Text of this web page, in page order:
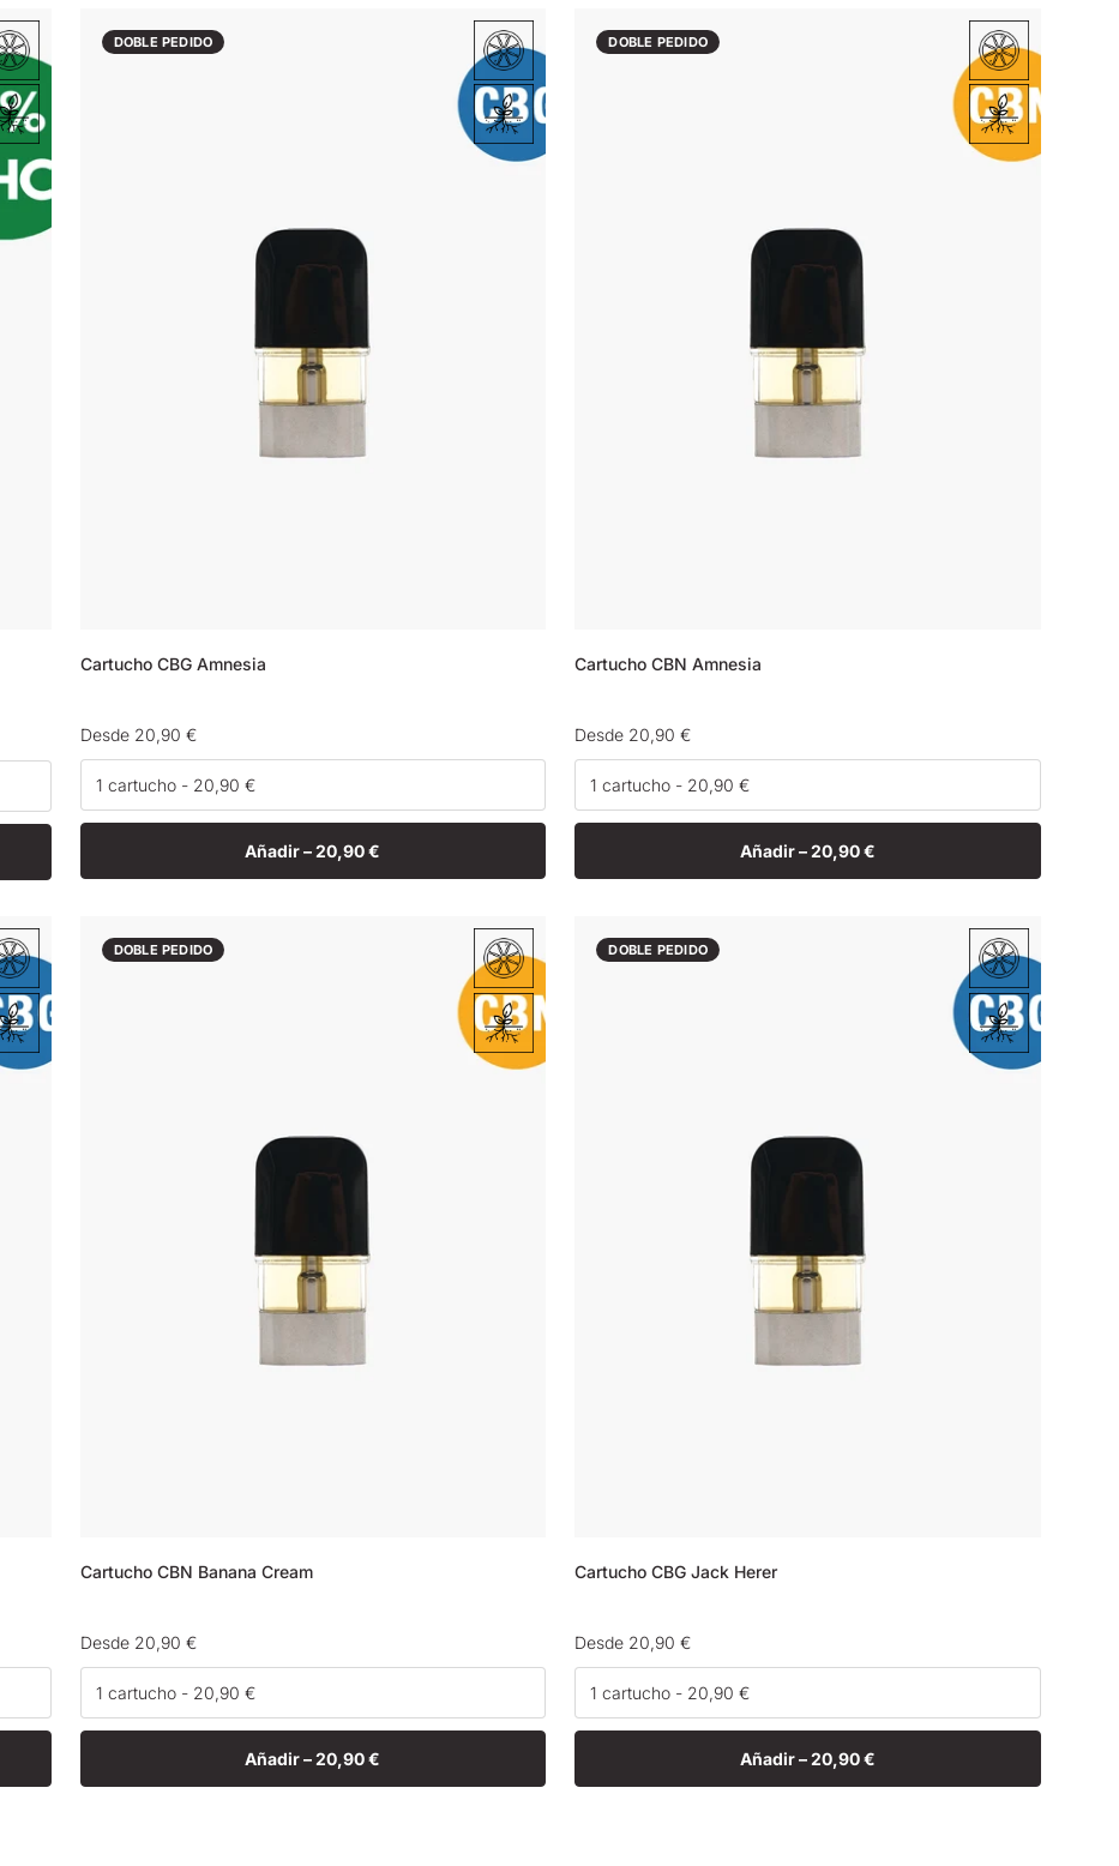
DOBLE PEDIDO
Cartucho CBG Amnesia
Precio
habitual
Desde 20,90 €
Añadir –20,90 €
DOBLE PEDIDO
Cartucho CBN Amnesia
Precio
habitual
Desde 20,90 €
Añadir –20,90 €
DOBLE PEDIDO
Cartucho CBN Banana Cream
Precio
habitual
Desde 20,90 €
Añadir –20,90 €
DOBLE PEDIDO
Cartucho CBG Jack Herer
Precio
habitual
Desde 20,90 €
Añadir –20,90 €